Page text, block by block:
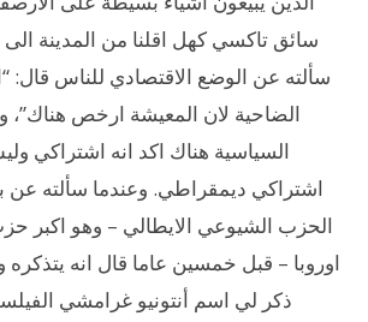
سائق تاكسي كهل اقلنا من المدينة الى
سألته عن الوضع الاقتصادي للناس
الضاحية لان المعيشة ارخص هناك”،
السياسية هناك اكد انه اشتراكي
اشتراكي ديمقراطي. وعندما سألته عن
الحزب الشيوعي الايطالي – وهو اكبر
اوروبا – قبل خمسين عاما قال انه يتذكره
ذكر لي اسم أنتونيو غرامشي